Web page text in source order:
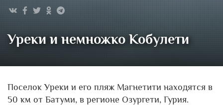
Уреки и немножко Кобулети
Поселок Уреки и его пляж Магнетити находятся в
50 км от Батуми, в регионе Озургети, Гурия.